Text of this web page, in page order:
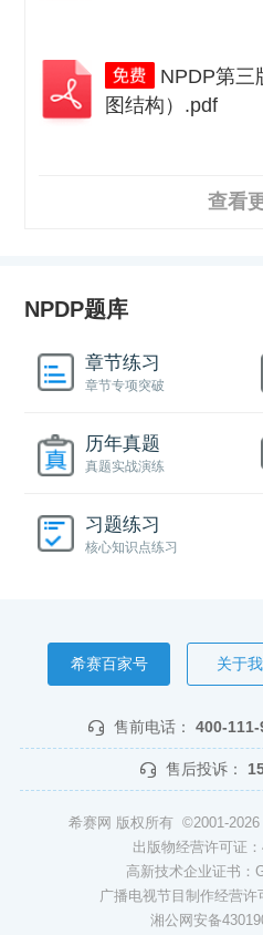
NPDP第三
图结构）.pdf
查看
NPDP题库
章节练习
章节专项突破
历年真题
真题实战演练
习题练习
核心知识点练习
希赛百家号 关于
售前电话： 400-111-
售后投诉：
希赛网 版权所有 ©2001-
出版物经营许可证
高新技术企业证书：
广播电视节目制作经营许
湘公网安备